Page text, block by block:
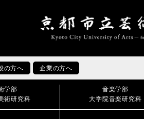
の方へ 企業の方へ
学部
術研究科
音楽学部
大学院音楽研究科